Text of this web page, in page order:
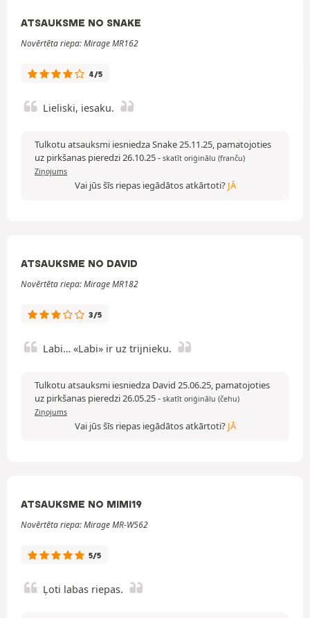
ATSAUKSME NO SNAKE
Novērtēta riepa: Mirage MR162
4/5
Lieliski, iesaku.
Tulkotu atsauksmi iesniedza Snake 25.11.25, pamatojoties
uz pirkšanas pieredzi 26.10.25- skatīt oriģinālu (franču)
Ziņojums
Vai jūs šīs riepas iegādātos atkārtoti? JĀ
ATSAUKSME NO DAVID
Novērtēta riepa: Mirage MR182
3/5
Labi… «Labi» ir uz trijnieku.
Tulkotu atsauksmi iesniedza David 25.06.25, pamatojoties
uz pirkšanas pieredzi 26.05.25- skatīt oriģinālu (čehu)
Ziņojums
Vai jūs šīs riepas iegādātos atkārtoti? JĀ
ATSAUKSME NO MIMI19
Novērtēta riepa: Mirage MR-W562
5/5
Ļoti labas riepas.